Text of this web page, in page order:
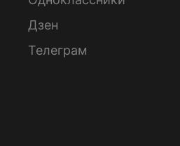
Дзен
Телеграм